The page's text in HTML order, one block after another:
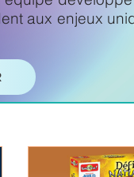
aux enjeux